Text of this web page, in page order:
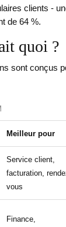
clients -
de 64 %.
quoi ?
sont conçus
Meilleur pour
Service client,
facturation,
vous
Finance,